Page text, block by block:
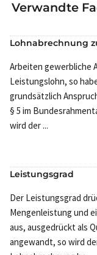
Verwandte
Lohnabrechnung
Arbeiten gewerbliche
Leistungslohn, so
grundsätzlich
§ 5 im
wird der ...
Leistungsgrad
Der Leistungsgrad
Mengenleistung und
aus, ausgedrückt als
angewandt, so wird